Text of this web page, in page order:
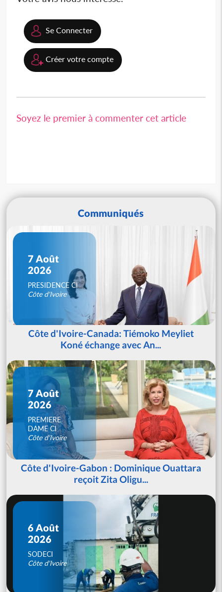
Se Connecter
Créer votre compte
Soyez le premier à commenter cet article
Communiqués
7 Août
2026
PRESIDENCE CI
Côte d'Ivoire
Côte d'Ivoire-Canada: Tiémoko Meyliet
Koné échange avec An...
7 Août
2026
PREMIERE
DAME CI
Côte d'Ivoire
Côte d'Ivoire-Gabon : Dominique Ouattara
reçoit Zita Oligu...
6 Août
2026
SODECI
Côte d'Ivoire